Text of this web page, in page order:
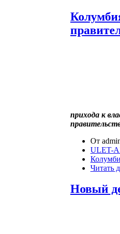
прихода к
От
ULET-
Читать
Новый